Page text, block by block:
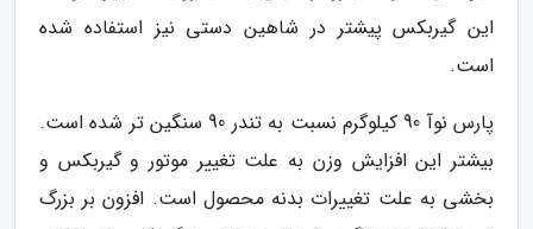
این گیربکس پیشتر در شاهین دستی نیز استفاده شده
است.
پارس نوآ 90 کیلوگرم نسبت به تندر 90 سنگین تر شده است.
بیشتر این افزایش وزن به علت تغییر موتور و گیربکس و
بخشی به علت تغییرات بدنه محصول است. افزون بر بزرگ